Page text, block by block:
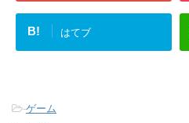
B! はてブ
-ゲーム